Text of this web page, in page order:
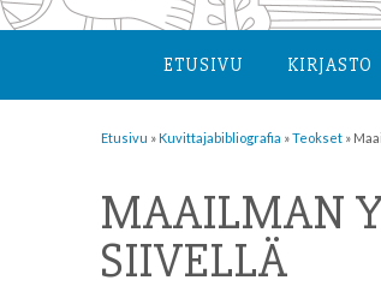
ETUSIVU KIRJASTO
Etusivu »Kuvittaja­bibliografia »Teokset »
MAAILMAN
SIIVELLÄ